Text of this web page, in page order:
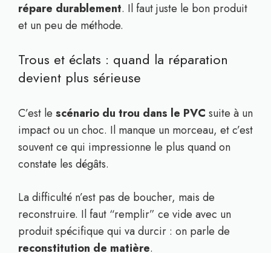
répare durablement. Il faut juste le bon produit
et un peu de méthode.
Trous et éclats : quand la réparation
devient plus sérieuse
C’est le scénario du trou dans le PVC suite à un
impact ou un choc. Il manque un morceau, et c’est
souvent ce qui impressionne le plus quand on
constate les dégâts.
La difficulté n’est pas de boucher, mais de
reconstruire. Il faut “remplir” ce vide avec un
produit spécifique qui va durcir : on parle de
reconstitution de matière.